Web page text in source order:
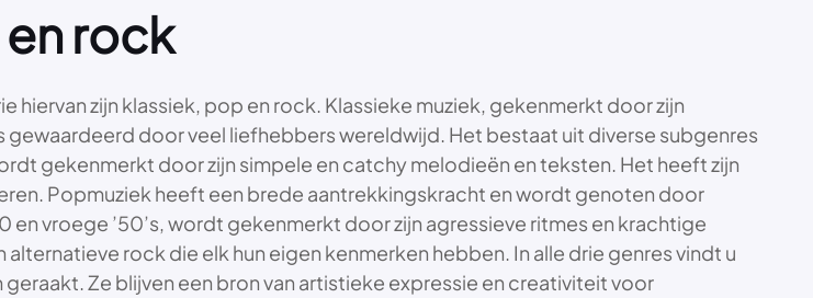
rock
hiervan zijn klassiek, pop en rock. Klassieke muziek, gekenmerkt door zijn
door veel liefhebbers wereldwijd. Het bestaat uit diverse subgenres
gekenmerkt door zijn simpele en catchy melodieën en teksten. Het heeft zijn
Popmuziek heeft een brede aantrekkingskracht en wordt genoten door
vroege ’50’s, wordt gekenmerkt door zijn agressieve ritmes en krachtige
rock die elk hun eigen kenmerken hebben. In alle drie genres vindt u
Ze blijven een bron van artistieke expressie en creativiteit voor